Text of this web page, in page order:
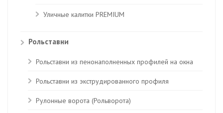
Уличные калитки PREMIUM
Рольставни
Рольставни из пенонаполненных профилей на окна
Рольставни из экструдированного профиля
Рулонные ворота (Рольворота)